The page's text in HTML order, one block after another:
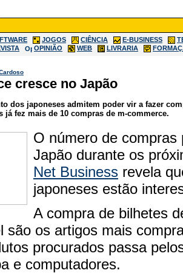
JOGOS CIÊNCIA E-BUSINESS
OPINIÃO WEB LIVRARIA
cresce no Japão
dos japoneses admitem poder vir a fazer
já fez mais de 10 compras de m-commerce.
O número de
Japão durante os
Net Business revela
japoneses estão
A compra de bilhetes
são os artigos mais
procurados passa
e computadores.